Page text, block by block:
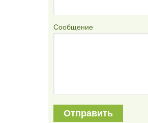
Сообщение
Отправить